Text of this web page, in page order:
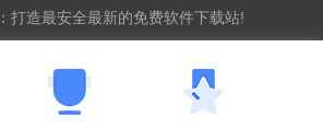
打造最安全最新的免费软件下载站!